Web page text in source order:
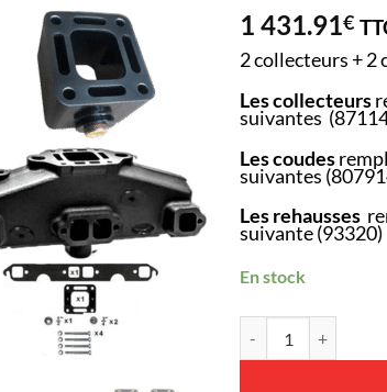
1 431.91€
2 collecteurs + 2
Les collecteurs
suivantes
Les coudes
suivantes
Les rehausses
suivante (93320)
En stock